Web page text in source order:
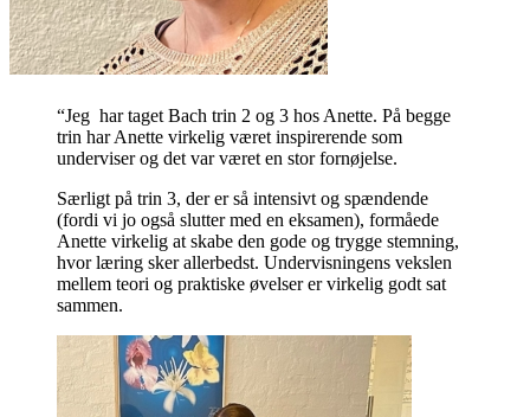
“Jeg har taget Bach trin 2 og 3 hos Anette. På begge
trin har Anette virkelig været inspirerende som
underviser og det var været en stor fornøjelse.
Særligt på trin 3, der er så intensivt og spændende
(fordi vi jo også slutter med en eksamen), formåede
Anette virkelig at skabe den gode og trygge stemning,
hvor læring sker allerbedst. Undervisningens vekslen
mellem teori og praktiske øvelser er virkelig godt sat
sammen.